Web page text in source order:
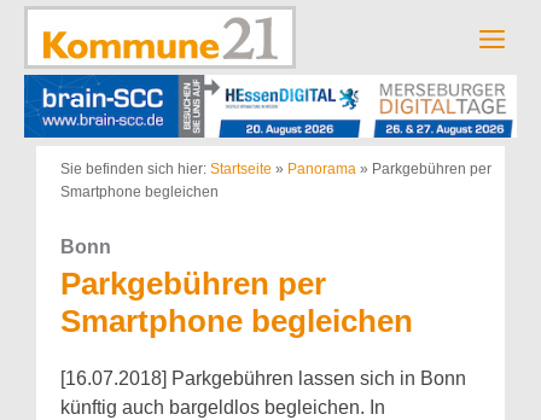
Zum
springen
Sie befinden sich hier: Startseite » Panorama » Parkgebühren per
Smartphone begleichen
Bonn
Parkgebühren per
Smartphone begleichen
[16.07.2018] Parkgebühren lassen sich in Bonn
künftig auch bargeldlos begleichen. In